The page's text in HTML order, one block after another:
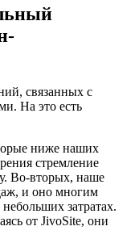
связанных с
На это есть
ниже наших
стремление
Во-вторых, наше
и оно многим
затратах.
от JivoSite, они